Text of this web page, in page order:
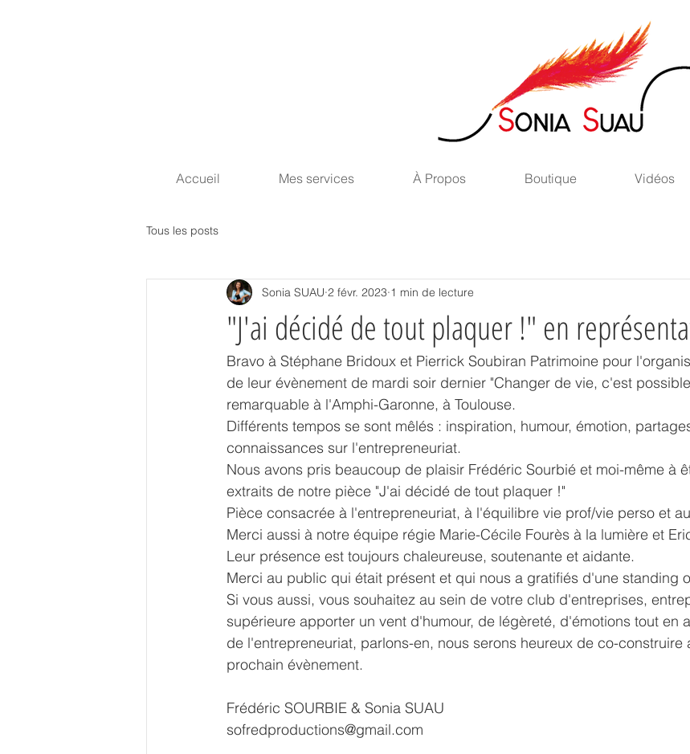
Accueil Mes services À Propos Boutique Vidéos
Tous les posts
"J'ai décidé de tout plaquer !" en
Sonia SUAU 2 févr. 2023 1 min de lecture
Bravo à Stéphane Bridoux et Pierrick Soubiran Patrimoine pour
de leur évènement de mardi soir dernier "Changer de vie, c'est
remarquable à l'Amphi-Garonne, à Toulouse.
Différents tempos se sont mêlés : inspiration, humour, émotion,
connaissances sur l'entrepreneuriat.
Nous avons pris beaucoup de plaisir Frédéric Sourbié et moi-même à
extraits de notre pièce "J'ai décidé de tout plaquer !"
Pièce consacrée à l'entrepreneuriat, à l'équilibre vie prof/vie perso et
Merci aussi à notre équipe régie Marie-Cécile Fourès à la lumière et
Leur présence est toujours chaleureuse, soutenante et aidante.
Merci au public qui était présent et qui nous a gratifiés d'une standing
Si vous aussi, vous souhaitez au sein de votre club d'entreprises,
supérieure apporter un vent d'humour, de légèreté, d'émotions tout en
de l'entrepreneuriat, parlons-en, nous serons heureux de co-construire
prochain évènement.
Frédéric SOURBIE & Sonia SUAU
sofredproductions@gmail.com